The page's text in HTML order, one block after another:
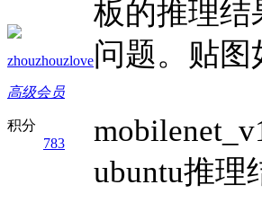
zhouzhouzlove
高级会员
积分
783
板的推理结
问题。贴图
ubuntu推理